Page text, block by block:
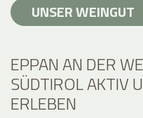
UNSER WEINGUT
EPPAN AN DER
ÜDTIROL AKTIV
RLEBEN